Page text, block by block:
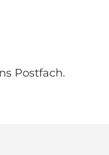
Postfach.